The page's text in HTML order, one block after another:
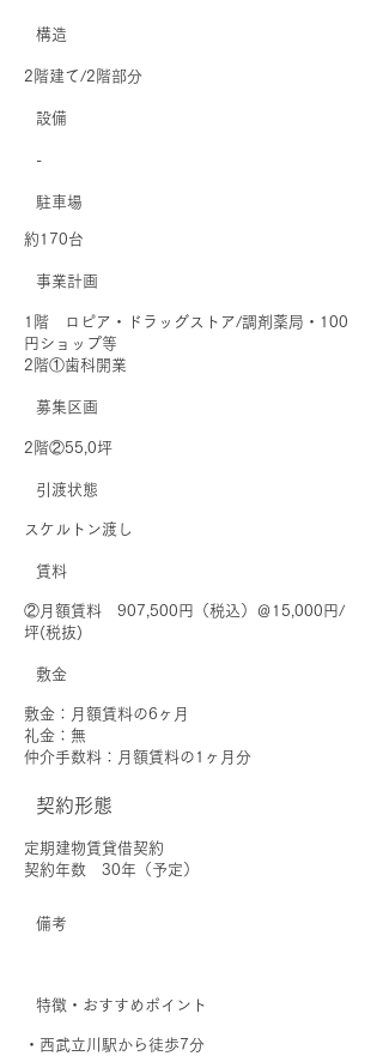
​構造
2階建て/2階部分
​設備
-
駐車場
約170台
事業計画
1階 ロピア・ドラッグストア/調剤薬局・100
円ショップ等
2階①歯科開業
募集区画
2階②55,0坪
引渡状態
スケルトン渡し
賃料
②月額賃料 907,500円（税込）＠15,000円/
坪(税抜)
敷金
敷金：月額賃料の6ヶ月
礼金：無
仲介手数料：月額賃料の1ヶ月分
契約形態
定期建物賃貸借契約
契約年数 30年（予定）
備考
特徴・おすすめポイント
・西武立川駅から徒歩7分